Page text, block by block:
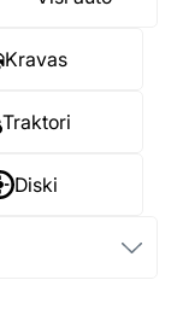
Kravas
Traktori
Diski